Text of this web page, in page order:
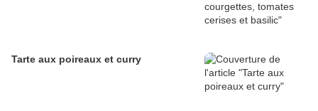
Tarte aux poireaux et curry